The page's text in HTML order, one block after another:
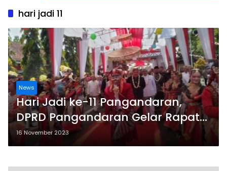
hari jadi 11
News
Hari Jadi ke-11 Pangandaran,
DPRD Pangandaran Gelar Rapat
Paripurna
16 November 2023